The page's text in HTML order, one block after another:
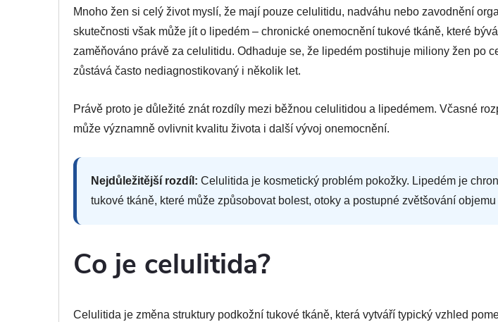
Mnoho žen si celý život myslí, že mají pouze celulitidu, nadváhu nebo zavodnění
skutečnosti však může jít o lipedém – chronické onemocnění tukové tkáně, které
zaměňováno právě za celulitidu. Odhaduje se, že lipedém postihuje miliony žen po
zůstává často nediagnostikovaný i několik let.
Právě proto je důležité znát rozdíly mezi běžnou celulitidou a lipedémem. Včasné
může významně ovlivnit kvalitu života i další vývoj onemocnění.
Nejdůležitější rozdíl: Celulitida je kosmetický problém pokožky. Lipedém je
tukové tkáně, které může způsobovat bolest, otoky a postupné zvětšování
Co je celulitida?
Celulitida je změna struktury podkožní tukové tkáně, která vytváří typický vzhled